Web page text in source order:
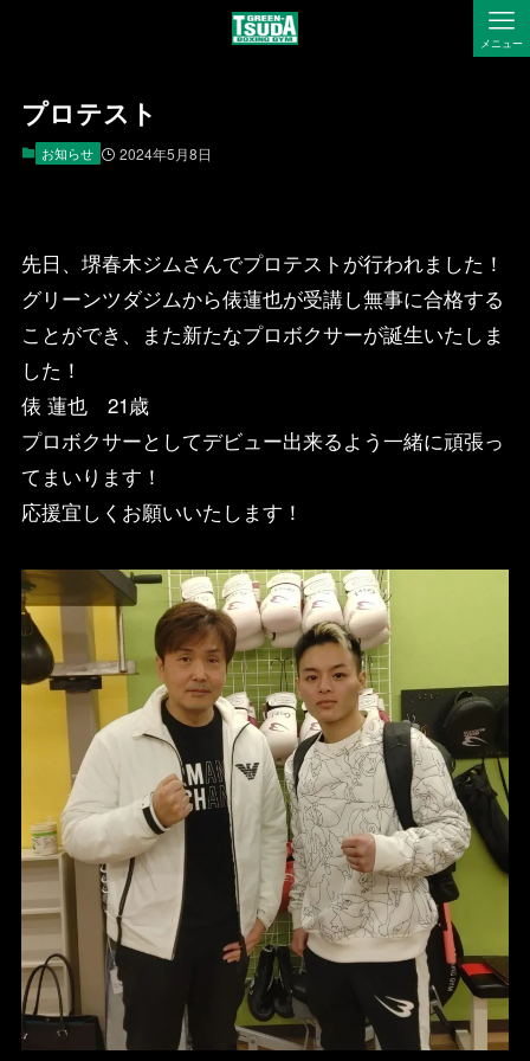
メニュー
プロテスト
お知らせ 2024年5月8日
先日、堺春木ジムさんでプロテストが行われました！
グリーンツダジムから俵蓮也が受講し無事に合格する
ことができ、また新たなプロボクサーが誕生いたしま
した！
俵 蓮也 21歳
プロボクサーとしてデビュー出来るよう一緒に頑張っ
てまいります！
応援宜しくお願いいたします！